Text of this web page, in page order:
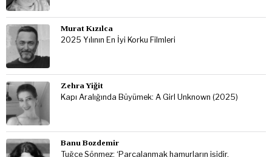
Murat Kızılca
2025 Yılının En İyi Korku Filmleri
Zehra Yiğit
Kapı Aralığında Büyümek: A Girl Unknown (2025)
Banu Bozdemir
Tuğçe Sönmez: ‘Parçalanmak hamurların işidir,